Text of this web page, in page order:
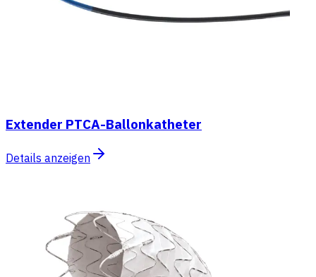
Extender PTCA-Ballonkatheter
Details anzeigen